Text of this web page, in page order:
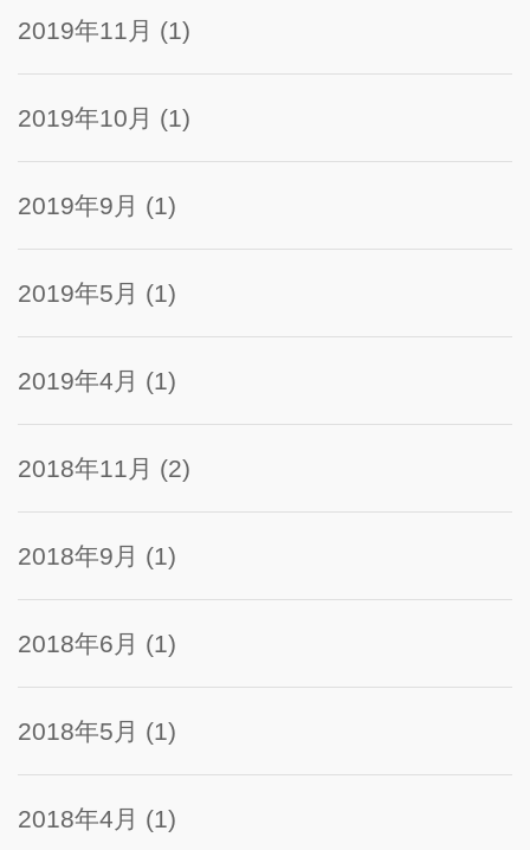
2019年11月 (1)
2019年10月 (1)
2019年9月 (1)
2019年5月 (1)
2019年4月 (1)
2018年11月 (2)
2018年9月 (1)
2018年6月 (1)
2018年5月 (1)
2018年4月 (1)